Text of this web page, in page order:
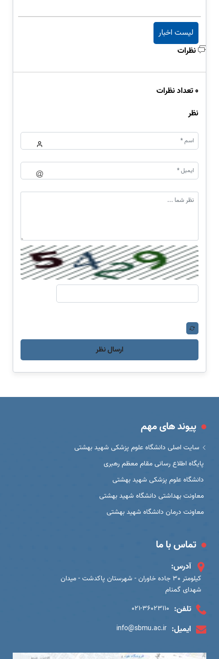
لیست اخبار
نظرات
0 تعداد نظرات
نظر
ارسال نظر
پیوند های مهم
سایت اصلی دانشگاه علوم پزشکی شهید بهشتی
پایگاه اطلاع رسانی مقام معظم رهبری
دانشگاه علوم پزشکی شهید بهشتی
معاونت بهداشتی دانشگاه شهید بهشتی
معاونت درمان دانشگاه شهید بهشتی
تماس با ما
آدرس:
کیلومتر 30 جاده خاوران - شهرستان پاکدشت - میدان
شهدای گمنام
تلفن: 021-36023110
ایمیل: info@sbmu.ac.ir